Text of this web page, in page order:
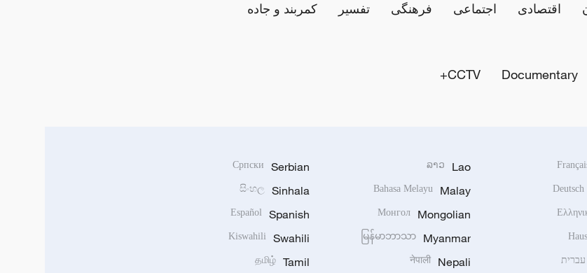
اقتصادی اجتماعی فرهنگی تفسیر کمربند و جاده
Documentary
CCTV+
Deutsch
עברית
Lao
ລາວ
Malay
Bahasa Melayu
Mongolian
Монгол
Myanmar
မြန်မာဘာသာ
Nepali
नेपाली
Serbian
Српски
Sinhala
සිංහල
Spanish
Español
Swahili
Kiswahili
Tamil
தமிழ்